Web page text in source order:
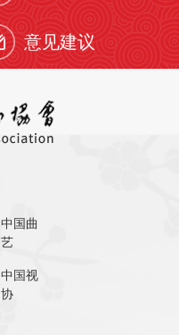
意见建议
中国曲
艺
中国视
协